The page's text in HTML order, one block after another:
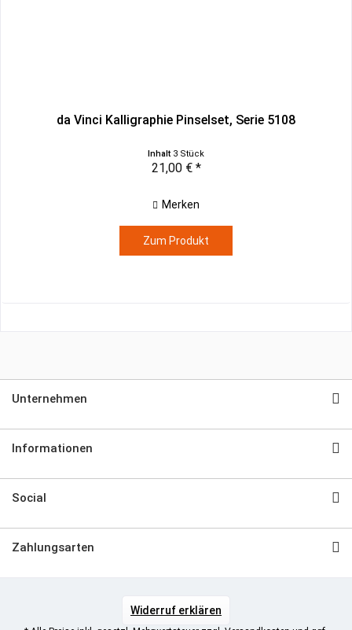
da Vinci Kalligraphie Pinselset, Serie 5108
Inhalt 3 Stück
21,00 € *
Merken
Zum Produkt
Unternehmen
Informationen
Social
Zahlungsarten
Widerruf erklären